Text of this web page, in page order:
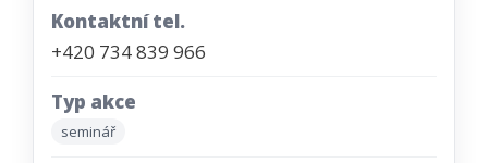
Kontaktní tel.
+420 734 839 966
Typ akce
seminář